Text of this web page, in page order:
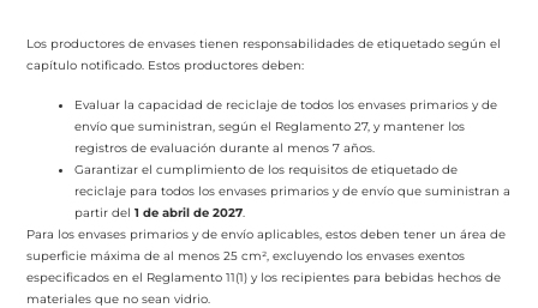
Los productores de envases tienen responsabilidades de etiquetado según el
capítulo notificado. Estos productores deben:
Evaluar la capacidad de reciclaje de todos los envases primarios y de
envío que suministran, según el Reglamento 27, y mantener los
registros de evaluación durante al menos 7 años.
Garantizar el cumplimiento de los requisitos de etiquetado de
reciclaje para todos los envases primarios y de envío que suministran a
partir del1 de abril de 2027.
Para los envases primarios y de envío aplicables, estos deben tener un área de
superficie máxima de al menos 25 cm², excluyendo los envases exentos
especificados en el Reglamento 11(1) y los recipientes para bebidas hechos de
materiales que no sean vidrio.